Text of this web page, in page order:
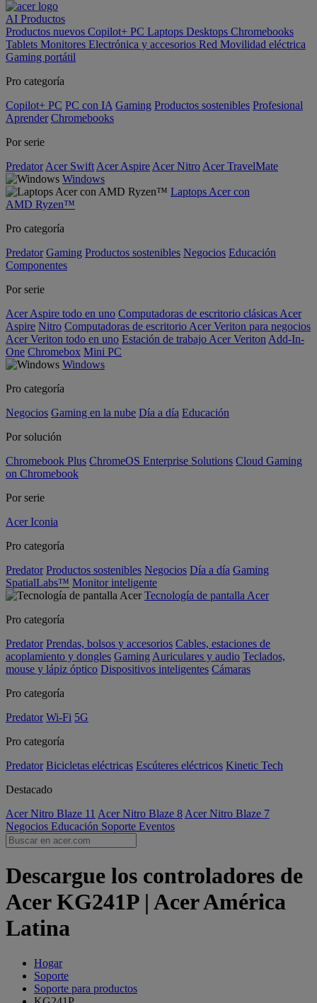
AI Productos
Productos nuevos Copilot+ PC Laptops Desktops Chromebooks
Tablets Monitores Electrónica y accesorios Red Movilidad eléctrica
Gaming portátil
Pro categoría
Copilot+ PC PC con IA Gaming Productos sostenibles Profesional
Aprender Chromebooks
Por serie
Predator Acer Swift Acer Aspire Acer Nitro Acer TravelMate
Windows
Laptops Acer con
AMD Ryzen™
Pro categoría
Predator Gaming Productos sostenibles Negocios Educación
Componentes
Por serie
Acer Aspire todo en uno Computadoras de escritorio clásicas Acer
Aspire Nitro Computadoras de escritorio Acer Veriton para negocios
Acer Veriton todo en uno Estación de trabajo Acer Veriton Add-In-
One Chromebox Mini PC
Windows
Pro categoría
Negocios Gaming en la nube Día a día Educación
Por solución
Chromebook Plus ChromeOS Enterprise Solutions Cloud Gaming
on Chromebook
Por serie
Acer Iconia
Pro categoría
Predator Productos sostenibles Negocios Día a día Gaming
SpatialLabs™ Monitor inteligente
Tecnología de pantalla Acer
Pro categoría
Predator Prendas, bolsos y accesorios Cables, estaciones de
acoplamiento y dongles Gaming Auriculares y audio Teclados,
mouse y lápiz óptico Dispositivos inteligentes Cámaras
Pro categoría
Predator Wi-Fi 5G
Pro categoría
Predator Bicicletas eléctricas Escúteres eléctricos Kinetic Tech
Destacado
Acer Nitro Blaze 11 Acer Nitro Blaze 8 Acer Nitro Blaze 7
Negocios Educación Soporte Eventos
Descargue los controladores de
Acer KG241P | Acer América
Latina
Hogar
Soporte
Soporte para productos